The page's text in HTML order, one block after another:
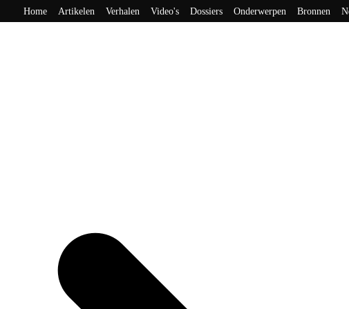
Home Artikelen Verhalen Video's Dossiers Onderwerpen Bronnen